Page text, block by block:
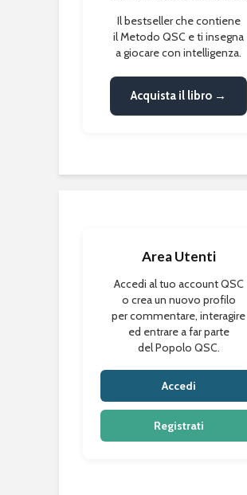
Il bestseller che contiene
il Metodo QSC e ti insegna
a giocare con intelligenza.
Acquista il libro →
Area Utenti
Accedi al tuo account QSC
o crea un nuovo profilo
per commentare, interagire
ed entrare a far parte
del Popolo QSC.
Accedi
Registrati